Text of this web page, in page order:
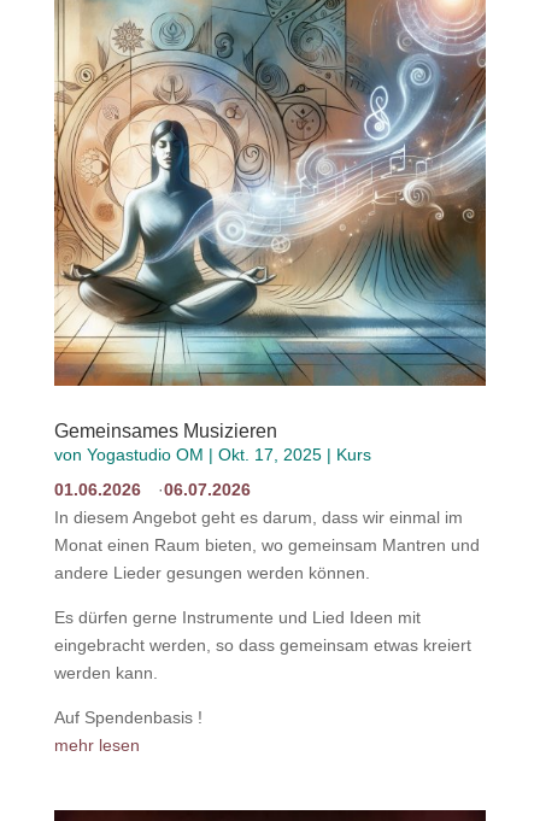
Gemeinsames Musizieren
von Yogastudio OM | Okt. 17, 2025| Kurs
01.06.2026
06.07.2026
In diesem Angebot geht es darum, dass wir einmal im
Monat einen Raum bieten, wo gemeinsam Mantren und
andere Lieder gesungen werden können.
Es dürfen gerne Instrumente und Lied Ideen mit
eingebracht werden, so dass gemeinsam etwas kreiert
werden kann.
Auf Spendenbasis !
mehr lesen